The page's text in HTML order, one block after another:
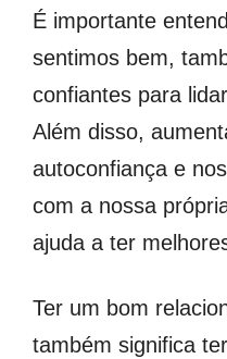
É importante
sentimos bem,
confiantes para
Além disso,
autoconfiança e
com a nossa
ajuda a ter
Ter um bom
também significa